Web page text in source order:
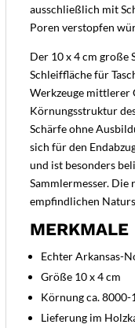
ausschließlich mit
Poren verstopfen
Der 10 x 4 cm große
Schleiffläche für
Werkzeuge mittlerer
Körnungsstruktur
Schärfe ohne
sich für den
und ist besonders
Sammlermesser. Die
empfindlichen
MERKMALE
Echter Arkansas-
Größe 10 x 4 cm
Körnung ca. 8000-
Lieferung im